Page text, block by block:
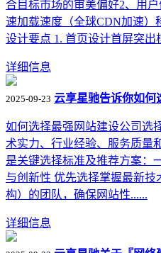
合目标市场的审美偏好2‌、用
速加载速度（全球CDN加速）
设计要点 1. 首页设计首屏突出
详细信息
2025-09-23 云享星驰告诉你如何
如何选择最强网站建设公司选
术实力、行业经验、服务质量
是关键选择标准及推荐方案：
与创新性‌ 优先选择掌握最新技
构）的团队，确保网站性......
详细信息